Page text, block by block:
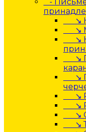
↘
↘
↘
↘
↘
↘
↘
↘
↘